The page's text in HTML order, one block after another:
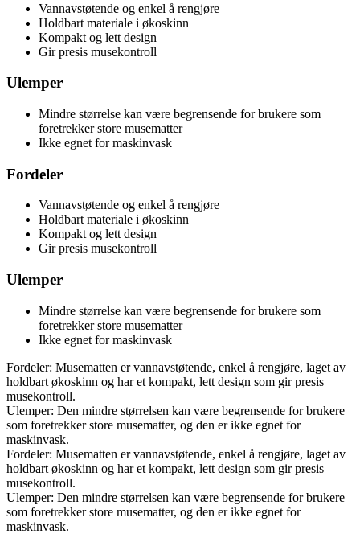
Vannavstøtende og enkel å rengjøre
Holdbart materiale i økoskinn
Kompakt og lett design
Gir presis musekontroll
Ulemper
Mindre størrelse kan være begrensende for brukere som
foretrekker store musematter
Ikke egnet for maskinvask
Fordeler
Vannavstøtende og enkel å rengjøre
Holdbart materiale i økoskinn
Kompakt og lett design
Gir presis musekontroll
Ulemper
Mindre størrelse kan være begrensende for brukere som
foretrekker store musematter
Ikke egnet for maskinvask
Fordeler: Musematten er vannavstøtende, enkel å rengjøre, laget av
holdbart økoskinn og har et kompakt, lett design som gir presis
musekontroll.
Ulemper: Den mindre størrelsen kan være begrensende for brukere
som foretrekker store musematter, og den er ikke egnet for
maskinvask.
Fordeler: Musematten er vannavstøtende, enkel å rengjøre, laget av
holdbart økoskinn og har et kompakt, lett design som gir presis
musekontroll.
Ulemper: Den mindre størrelsen kan være begrensende for brukere
som foretrekker store musematter, og den er ikke egnet for
maskinvask.